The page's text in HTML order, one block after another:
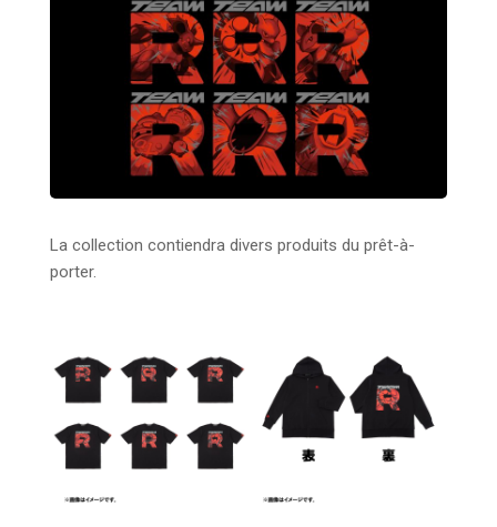
La collection contiendra divers produits du prêt-à-
porter.